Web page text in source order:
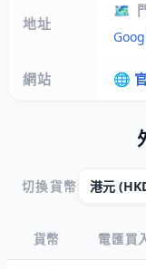
地址
🗺️
網站 🌐
切換貨幣
貨幣 電匯買